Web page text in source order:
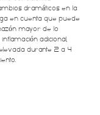
dramáticos en la
en cuenta que puede
mayor de lo
adicional,
durante 2 a 4